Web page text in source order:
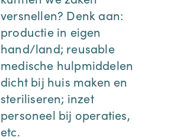
versnellen? Denk aan:
productie in eigen
hand/land; reusable
medische hulpmiddelen
dicht bij huis maken en
steriliseren; inzet
personeel bij operaties,
etc.